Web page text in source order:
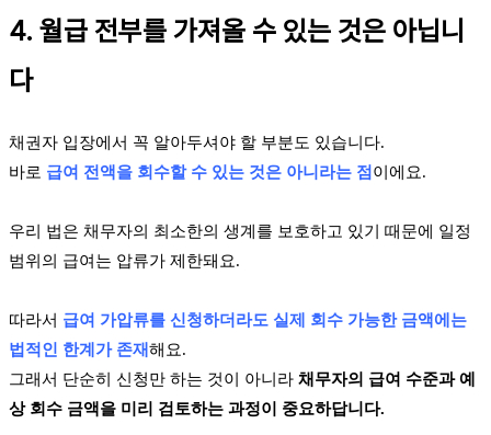
4. 월급 전부를 가져올 수 있는 것은 아닙니
다
채권자 입장에서 꼭 알아두셔야 할 부분도 있습니다.
바로 급여 전액을 회수할 수 있는 것은 아니라는 점 이에요.
우리 법은 채무자의 최소한의 생계를 보호하고 있기 때문에 일정
범위의 급여는 압류가 제한돼요.
따라서 급여 가압류를 신청하더라도 실제 회수 가능한 금액에는
법적인 한계가 존재해요.
그래서 단순히 신청만 하는 것이 아니라 채무자의 급여 수준과 예
상 회수 금액을 미리 검토하는 과정이 중요하답니다.